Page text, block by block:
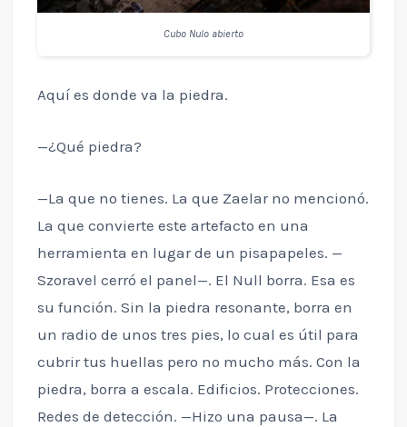
Cubo Nulo abierto
Aquí es donde va la piedra.
—¿Qué piedra?
—La que no tienes. La que Zaelar no mencionó.
La que convierte este artefacto en una
herramienta en lugar de un pisapapeles. —
Szoravel cerró el panel—. El Null borra. Esa es
su función. Sin la piedra resonante, borra en
un radio de unos tres pies, lo cual es útil para
cubrir tus huellas pero no mucho más. Con la
piedra, borra a escala. Edificios. Protecciones.
Redes de detección. —Hizo una pausa—. La